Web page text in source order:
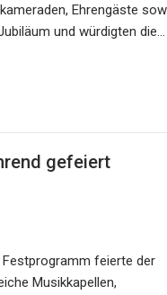
Ehrengäste
und würdigten die…
gefeiert
feierte der
Musikkapellen,